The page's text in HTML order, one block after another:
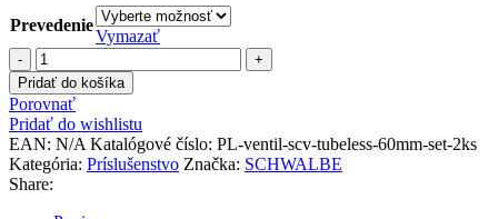
22,90 €
through
26,90 €
Prevedenie
Vymazať
množstvo
Ventil
SCV
Tubeless
60mm
Set
2ks
Pridať do košíka
Porovnať
Pridať do wishlistu
EAN: N/A Katalógové číslo: PL-ventil-scv-tubeless-60mm-set-2ks
Kategória: Príslušenstvo Značka: SCHWALBE
Share: